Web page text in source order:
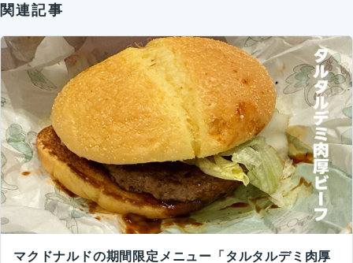
関連記事
マクドナルドの期間限定メニュー「タルタルデミ肉厚